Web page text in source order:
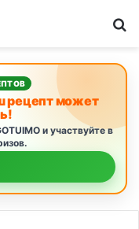
рецепт может
и участвуйте в